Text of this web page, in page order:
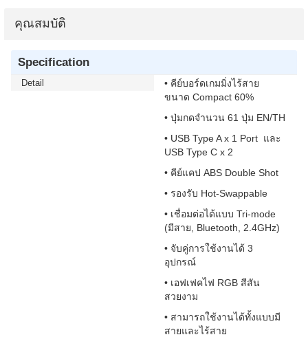
คุณสมบัติ
Specification
Detail
• คีย์บอร์ดเกมมิ่งไร้สาย
ขนาด Compact 60%
• ปุ่มกดจำนวน 61 ปุ่ม EN/TH
• USB Type A x 1 Port และ
USB Type C x 2
• คีย์แคป ABS Double Shot
• รองรับ Hot-Swappable
• เชื่อมต่อได้แบบ Tri-mode
(มีสาย, Bluetooth, 2.4GHz)
• จับคู่การใช้งานได้ 3
อุปกรณ์
• เอฟเฟคไฟ RGB สีสัน
สวยงาม
• สามารถใช้งานได้ทั้งแบบมี
สายและไร้สาย